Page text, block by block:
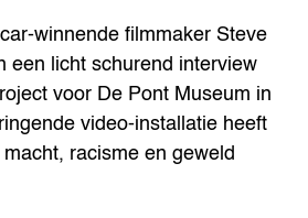
winnende filmmaker Steve
een licht schurend interview
voor De Pont Museum in
video-installatie heeft
racisme en geweld